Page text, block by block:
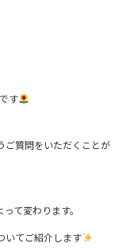
す
ご質問をいただくことが
て変わります。
いてご紹介します